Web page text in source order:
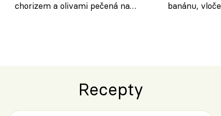
chorizem a olivami pečená na
banánu,
Recepty